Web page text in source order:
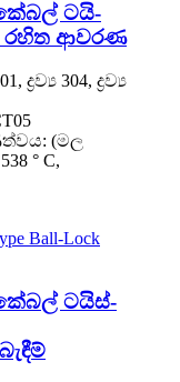
ටයි-
රහිත ආවරණ
ද්‍රව්‍ය 304, ද්‍රව්‍ය
(මල
° C,
ටයිස්-